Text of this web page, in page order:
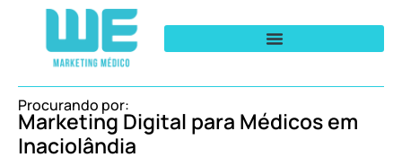
Procurando por:
Marketing Digital para Médicos em
Inaciolândia